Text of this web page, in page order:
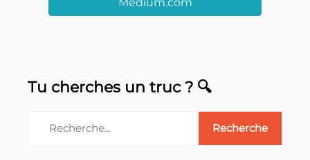
Tu cherches un truc ? 🔍